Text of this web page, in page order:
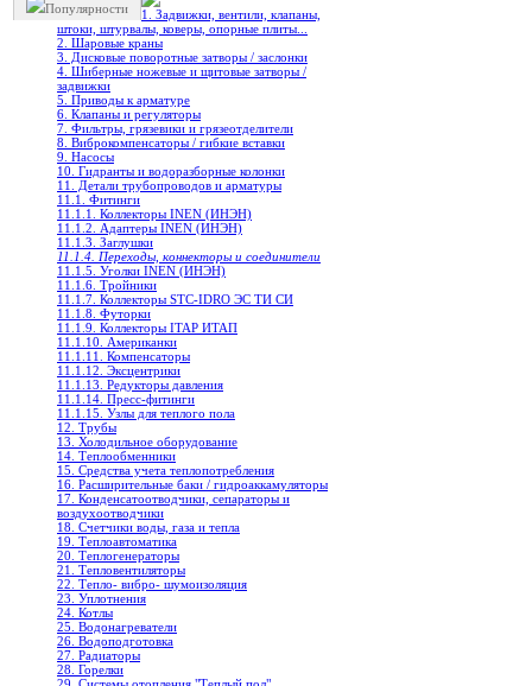
Популярности
1. Задвижки, вентили, клапаны,
штоки, штурвалы, коверы, опорные плиты...
2. Шаровые краны
3. Дисковые поворотные затворы / заслонки
4. Шиберные ножевые и щитовые затворы /
задвижки
5. Приводы к арматуре
6. Клапаны и регуляторы
7. Фильтры, грязевики и грязеотделители
8. Виброкомпенсаторы / гибкие вставки
9. Насосы
10. Гидранты и водоразборные колонки
11. Детали трубопроводов и арматуры
11.1. Фитинги
11.1.1. Коллекторы INEN (ИНЭН)
11.1.2. Адаптеры INEN (ИНЭН)
11.1.3. Заглушки
11.1.4. Переходы, коннекторы и соединители
11.1.5. Уголки INEN (ИНЭН)
11.1.6. Тройники
11.1.7. Коллекторы STC-IDRO ЭС ТИ СИ
11.1.8. Футорки
11.1.9. Коллекторы ITAP ИТАП
11.1.10. Американки
11.1.11. Компенсаторы
11.1.12. Эксцентрики
11.1.13. Редукторы давления
11.1.14. Пресс-фитинги
11.1.15. Узлы для теплого пола
12. Трубы
13. Холодильное oборудование
14. Теплообменники
15. Средства учета теплопотребления
16. Расширительные баки / гидроаккамуляторы
17. Конденсатоотводчики, сепараторы и
воздухоотводчики
18. Счетчики воды, газа и тепла
19. Теплоавтоматика
20. Теплогенераторы
21. Тепловентиляторы
22. Тепло- вибро- шумоизоляция
23. Уплотнения
24. Котлы
25. Водонагреватели
26. Водоподготовка
27. Радиаторы
28. Горелки